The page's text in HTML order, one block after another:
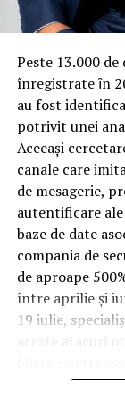
Spre diferență
trece printr-un
bagaje trase pe
rezervări
frecvență
orice suprafață,
elemente
patului și a ușii
În etapa de
care iau în
cu rotație mare
decolorare
o decizie care
după primele
Peste 13.000
înregistrate ȋn
au fost
potrivit unei
Aceeași
canale care
de mesagerie,
autentificare
baze de date
compania de
de aproape
între aprilie și
19 iulie,
conturile,